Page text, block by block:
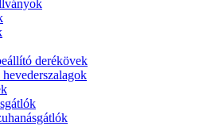
derékövek